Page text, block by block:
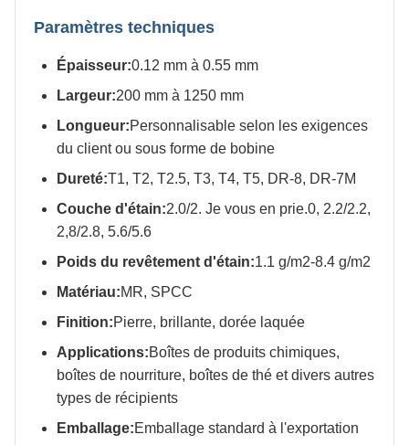
Paramètres techniques
Épaisseur:0.12 mm à 0.55 mm
Largeur:200 mm à 1250 mm
Longueur:Personnalisable selon les exigences
du client ou sous forme de bobine
Dureté:T1, T2, T2.5, T3, T4, T5, DR-8, DR-7M
Couche d'étain:2.0/2. Je vous en prie.0, 2.2/2.2,
2,8/2.8, 5.6/5.6
Poids du revêtement d'étain:1.1 g/m2-8.4 g/m2
Matériau:MR, SPCC
Finition:Pierre, brillante, dorée laquée
Applications:Boîtes de produits chimiques,
boîtes de nourriture, boîtes de thé et divers autres
types de récipients
Emballage:Emballage standard à l'exportation